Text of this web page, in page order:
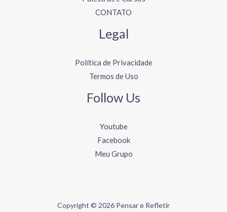
CONTATO
Legal
Política de Privacidade
Termos de Uso
Follow Us
Youtube
Facebook
Meu Grupo
Copyright © 2026 Pensar e Refletir